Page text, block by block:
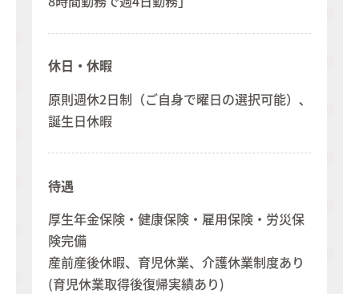
休日・休暇
原則週休2日制（ご自身で曜日の選択可能）､
誕生日休暇
待遇
厚生年金保険・健康保険・雇用保険・労災保
険完備
産前産後休暇、育児休業、介護休業制度あり
(育児休業取得後復帰実績あり)